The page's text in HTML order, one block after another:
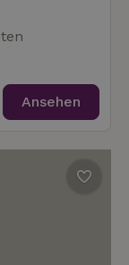
Ansehen